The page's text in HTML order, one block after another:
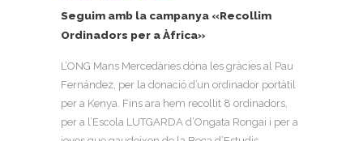
Seguim amb la campanya «Recollim
Ordinadors per a Àfrica»
L’ONG Mans Mercedàries dóna les gràcies al Pau
Fernández, per la donació d’un ordinador portàtil
per a Kenya. Fins ara hem recollit 8 ordinadors,
per a l’Escola LUTGARDA d’Ongata Rongai i per a